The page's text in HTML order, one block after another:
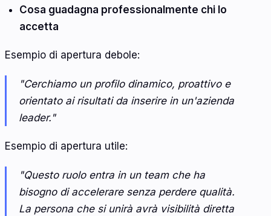
Cosa guadagna professionalmente chi lo
accetta
Esempio di apertura debole:
"Cerchiamo un profilo dinamico, proattivo e
orientato ai risultati da inserire in un'azienda
leader."
Esempio di apertura utile:
"Questo ruolo entra in un team che ha
bisogno di accelerare senza perdere qualità.
La persona che si unirà avrà visibilità diretta